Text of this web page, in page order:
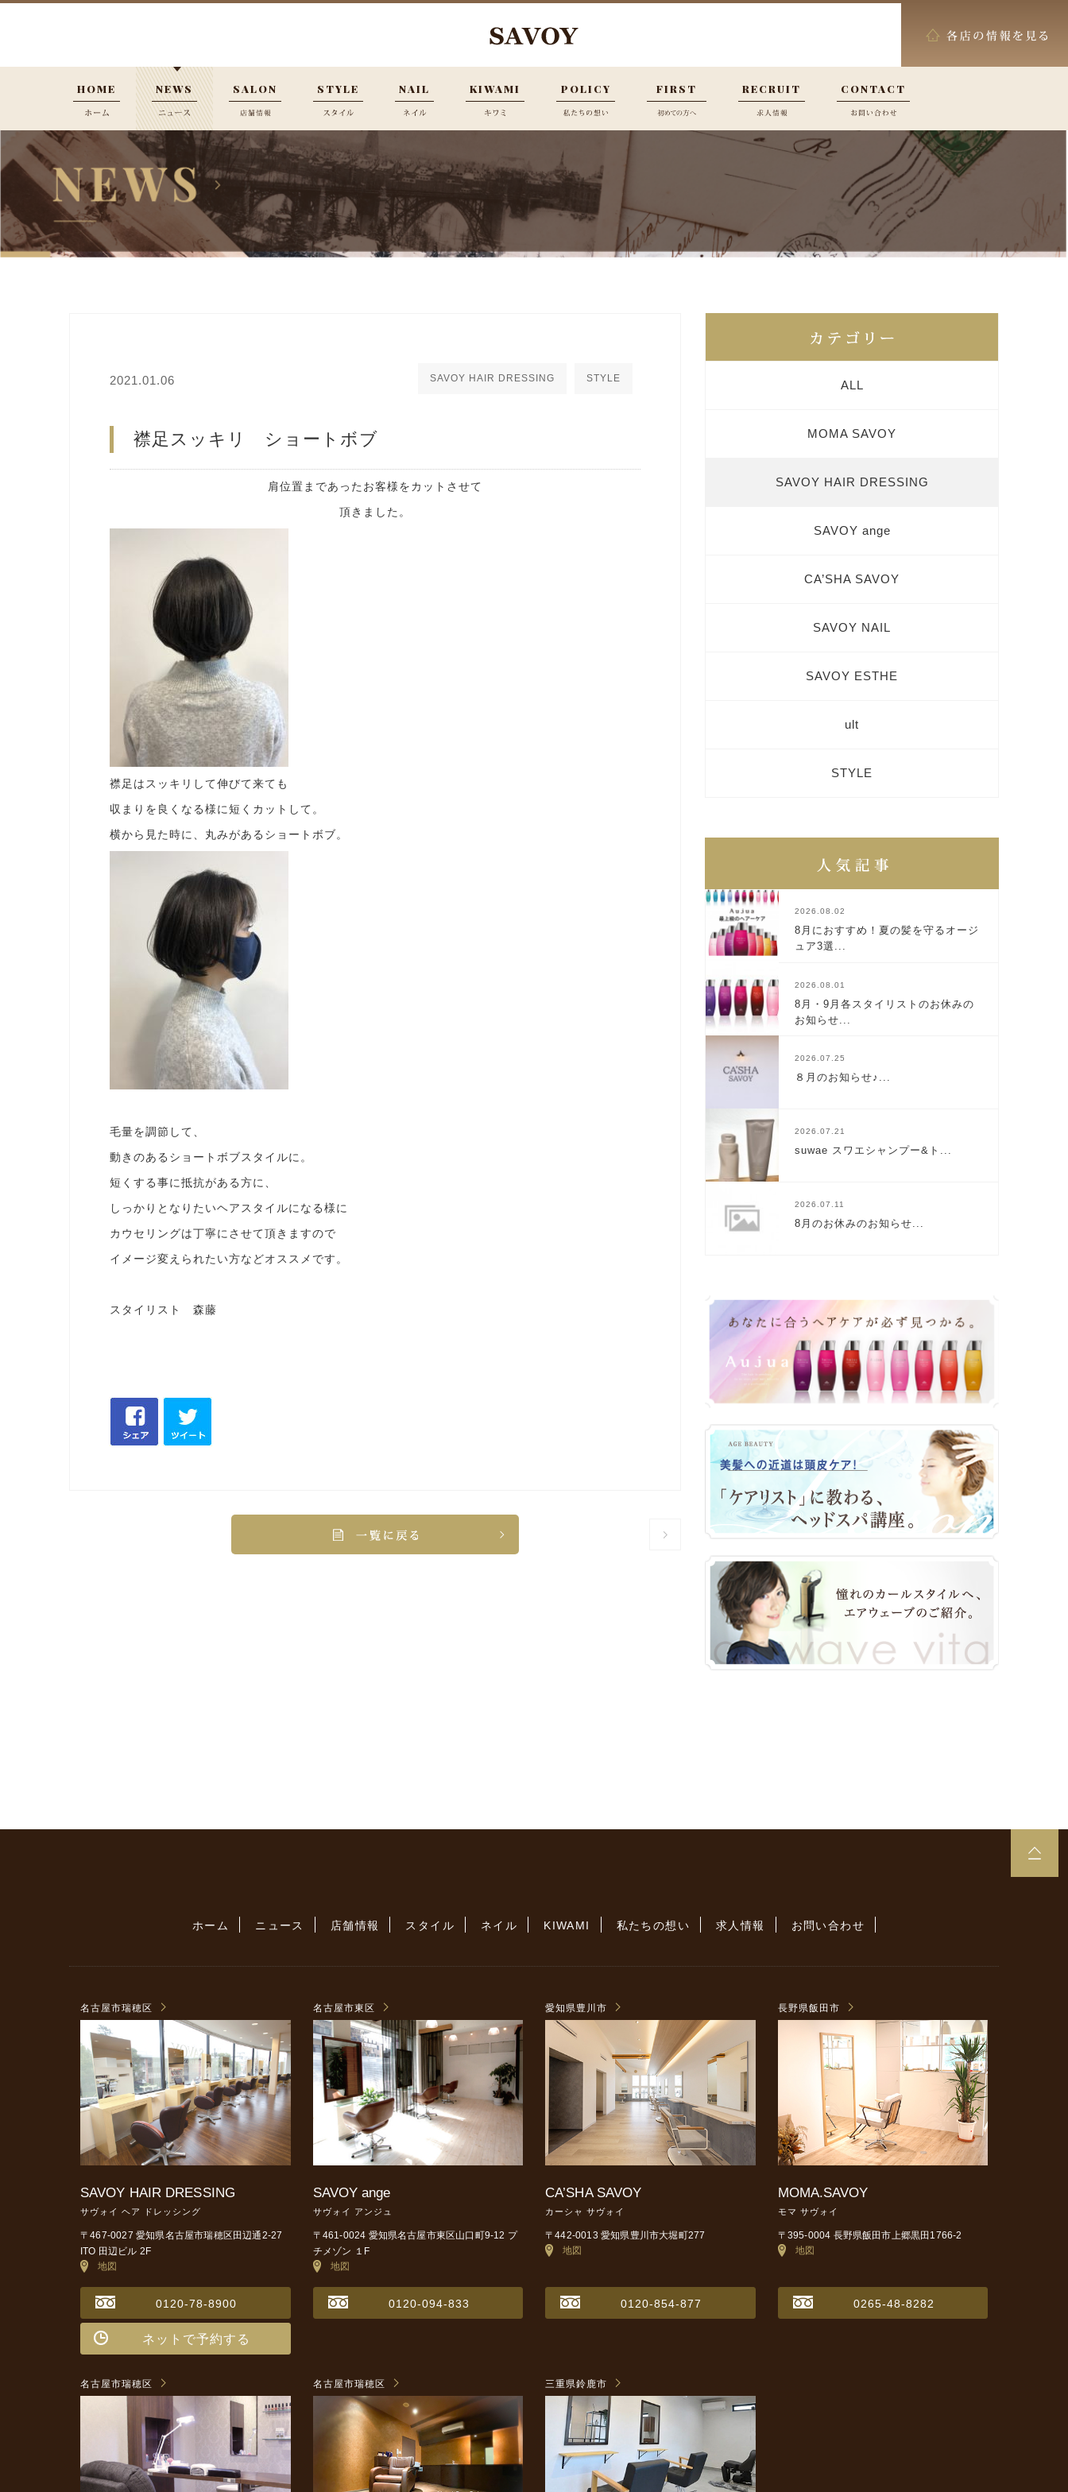
HOME NEWS SALON STYLE NAIL KIWAMI POLICY FIRST RECRUIT CONTACT
2021.01.06 SAVOY HAIR DRESSING STYLE
襟足スッキリ ショートボブ
肩位置まであったお客様をカットさせて
頂きました。
襟足はスッキリして伸びて来ても
収まりを良くなる様に短くカットして。
横から見た時に、丸みがあるショートボブ。
毛量を調節して、
動きのあるショートボブスタイルに。
短くする事に抵抗がある方に、
しっかりとなりたいヘアスタイルになる様に
カウセリングは丁寧にさせて頂きますので
イメージ変えられたい方などオススメです。
スタイリスト 森藤
ALL
MOMA SAVOY
SAVOY HAIR DRESSING
SAVOY ange
CA’SHA SAVOY
SAVOY NAIL
SAVOY ESTHE
ult
STYLE
2026.08.02
8月におすすめ！夏の髪を守るオージ
ュア3選...
2026.08.01
8月・9月各スタイリストのお休みの
お知らせ...
2026.07.25
８月のお知らせ♪...
2026.07.21
suwae スワエシャンプー&ト...
2026.07.11
8月のお休みのお知らせ...
ホーム ニュース 店舗情報 スタイル ネイル KIWAMI 私たちの想い 求人情報 お問い合わせ
名古屋市瑞穂区
SAVOY HAIR DRESSING
サヴォイ ヘア ドレッシング
〒467-0027 愛知県名古屋市瑞穂区田辺通2-27
ITO 田辺ビル 2F
地図
0120-78-8900
ネットで予約する
名古屋市東区
SAVOY ange
サヴォイ アンジュ
〒461-0024 愛知県名古屋市東区山口町9-12 プ
チメゾン １F
地図
0120-094-833
愛知県豊川市
CA’SHA SAVOY
カーシャ サヴォイ
〒442-0013 愛知県豊川市大堀町277
地図
0120-854-877
長野県飯田市
MOMA.SAVOY
モマ サヴォイ
〒395-0004 長野県飯田市上郷黒田1766-2
地図
0265-48-8282
名古屋市瑞穂区 名古屋市瑞穂区 三重県鈴鹿市